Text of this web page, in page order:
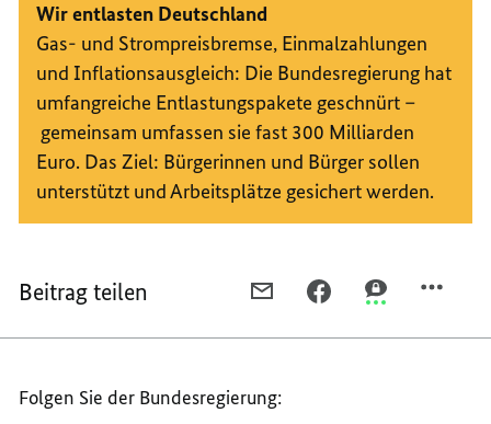
Wir entlasten Deutschland
Gas- und Strompreisbremse, Einmalzahlungen
und Inflationsausgleich: Die Bundesregierung hat
umfangreiche Entlastungspakete geschnürt –
gemeinsam umfassen sie fast 300 Milliarden
Euro. Das Ziel: Bürgerinnen und Bürger sollen
unterstützt und Arbeitsplätze gesichert werden.
Beitrag teilen
MAIL
MEHR
TEILEN, TEILEN,
Folgen Sie der Bundesregierung: